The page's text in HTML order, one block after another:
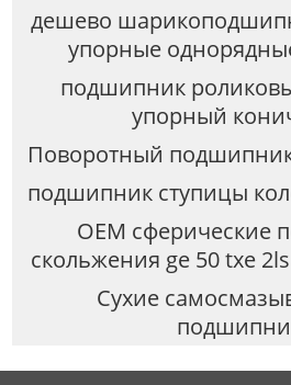
дешево
упорные
подшипник
упорный
Поворотный подшипник
подшипник ступицы
OEM сферические
скольжения ge 50 txe
Сухие